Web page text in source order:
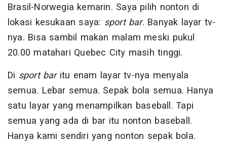
Brasil-Norwegia kemarin. Saya pilih nonton di
lokasi kesukaan saya: sport bar. Banyak layar tv-
nya. Bisa sambil makan malam meski pukul
20.00 matahari Quebec City masih tinggi.
Di sport baritu enam layar tv-nya menyala
semua. Lebar semua. Sepak bola semua. Hanya
satu layar yang menampilkan baseball. Tapi
semua yang ada di bar itu nonton baseball.
Hanya kami sendiri yang nonton sepak bola.